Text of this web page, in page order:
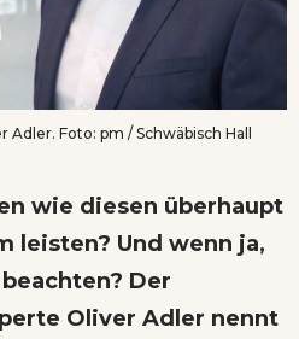
Foto: pm / Schwäbisch Hall
wie diesen überhaupt
leisten? Und wenn ja,
Der
Oliver Adler nennt